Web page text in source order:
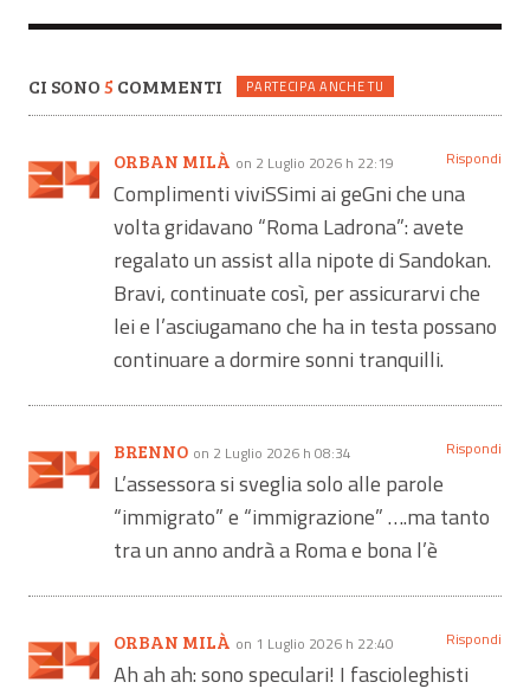
CI SONO5 COMMENTI PARTECIPA ANCHE TU
ORBAN MILÀ on 2 Luglio 2026 h 22:19 Rispondi
Complimenti viviSSimi ai geGni che una
volta gridavano “Roma Ladrona”: avete
regalato un assist alla nipote di Sandokan.
Bravi, continuate così, per assicurarvi che
lei e l’asciugamano che ha in testa possano
continuare a dormire sonni tranquilli.
BRENNO on 2 Luglio 2026 h 08:34 Rispondi
L’assessora si sveglia solo alle parole
“immigrato” e “immigrazione” ….ma tanto
tra un anno andrà a Roma e bona l’è
ORBAN MILÀ on 1 Luglio 2026 h 22:40 Rispondi
Ah ah ah: sono speculari! I fascioleghisti